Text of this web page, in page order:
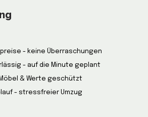
- keine Überraschungen
- auf die Minute geplant
& Werte geschützt
- stressfreier Umzug